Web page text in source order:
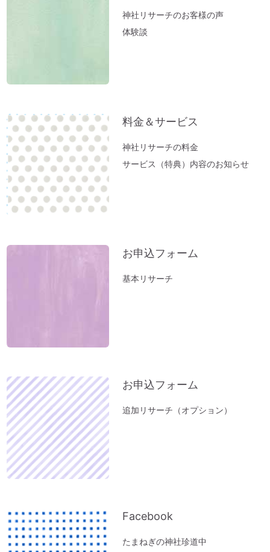
「ガイアの法則」より
【オルゴール療法：症例】ギックリ腰＆1週
「バカ言ってる♪」水谷千重子ショーに行
東経１３５度「ガイアの法則」～ご神気た
っぷりの「いそべ神社」
神社でお腹が痛くなる理由
これが本当の「先祖供養」だった
夏のニオイ解決法「生ごみ臭」
高い浄化力♪ 高野山麓・和歌山の天然温
【春のおそうじ】参拝前の自宅おそうじ～
富士山絶景ポイント♪「新倉富士浅間神
【職場の浄化】職場の雰囲気が悪くてお困
りの方へ
新生活スタート！生年月日から調べる「鎮
守神社」があなたをサポートします。
春分ですね。今週やるべきこととは？
方位除けへ行ってきました（２）あの空海
方位除けへ行ってきました（１）方位取り
の時間がない方に。
家族のモメ事は、しあわせのチャンス。
神社リサーチのお客様の声
体験談
料金＆サービス
神社リサーチの料金
サービス（特典）内容のお知らせ
お申込フォーム
基本リサーチ
お申込フォーム
追加リサーチ（オプション）
Facebook
たまねぎの神社珍道中